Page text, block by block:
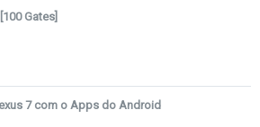
Gates]
7 com o Apps do Android